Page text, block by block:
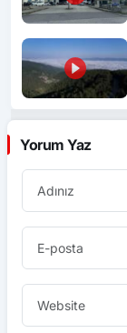
Yorum Yaz